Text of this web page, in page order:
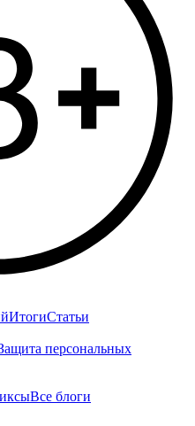
ИтогиСтатьи
персональных
Все блоги